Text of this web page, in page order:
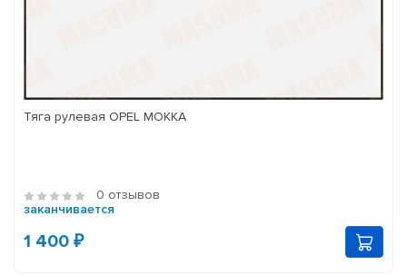
Тяга рулевая OPEL MOKKA
0 отзывов
заканчивается
1 400 ₽